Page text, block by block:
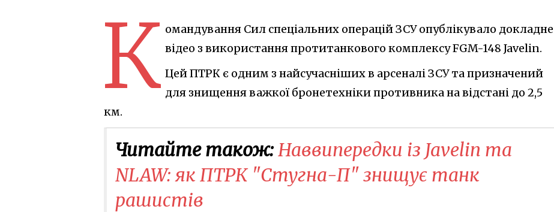
К омандування Сил спеціальних операцій ЗСУ опублікувало докладне
відео з використання протитанкового комплексу FGM-148 Javelin.
Цей ПТРК є одним з найсучасніших в арсеналі ЗСУ та призначений
для знищення важкої бронетехніки противника на відстані до 2,5
км.
Читайте також:Наввипередки із Javelin та
NLAW: як ПТРК "Стугна-П" знищує танк
рашистів